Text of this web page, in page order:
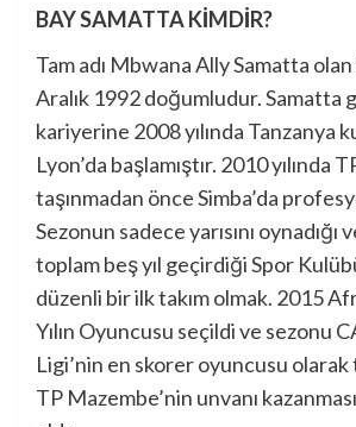
BAY SAMATTA KİMDİR?
Tam adı Mbwana Ally Samatta
Aralık 1992 doğumludur. Samatta
kariyerine 2008 yılında Tanzanya
Lyon’da başlamıştır. 2010 yılında
taşınmadan önce Simba’da
Sezonun sadece yarısını oynadığı
toplam beş yıl geçirdiği Spor
düzenli bir ilk takım olmak. 2015
Yılın Oyuncusu seçildi ve sezonu
Ligi’nin en skorer oyuncusu
TP Mazembe’nin unvanı